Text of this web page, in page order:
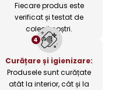
Fiecare produs este
verificat și testat de
colegii noștri.
4
Curățare și igienizare:
Produsele sunt curățate
atât la interior, cât și la